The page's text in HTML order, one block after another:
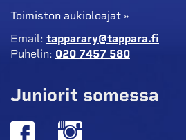
Toimiston aukioloajat »
Email: tapparary@tappara.fi
Puhelin: 020 7457 580
Juniorit somessa